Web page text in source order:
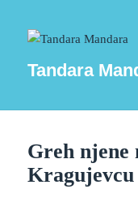
Tandara
Greh njene
Kragujevcu